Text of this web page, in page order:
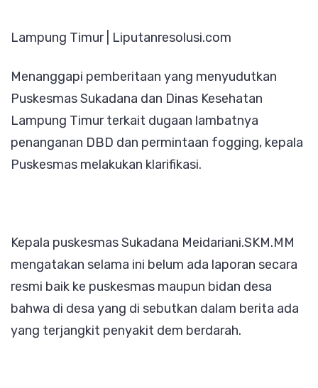
Penanganan
DBD
dan
Permintaan
Lampung Timur | Liputanresolusi.com
Menanggapi pemberitaan yang menyudutkan
Puskesmas Sukadana dan Dinas Kesehatan
Lampung Timur terkait dugaan lambatnya
penanganan DBD dan permintaan fogging, kepala
Puskesmas melakukan klarifikasi.
Kepala puskesmas Sukadana Meidariani.SKM.MM
mengatakan selama ini belum ada laporan secara
resmi baik ke puskesmas maupun bidan desa
bahwa di desa yang di sebutkan dalam berita ada
yang terjangkit penyakit dem berdarah.